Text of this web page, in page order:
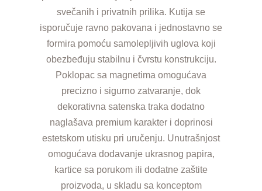
svečanih i privatnih prilika. Kutija se
isporučuje ravno pakovana i jednostavno se
formira pomoću samolepljivih uglova koji
obezbeđuju stabilnu i čvrstu konstrukciju.
Poklopac sa magnetima omogućava
precizno i sigurno zatvaranje, dok
dekorativna satenska traka dodatno
naglašava premium karakter i doprinosi
estetskom utisku pri uručenju. Unutrašnjost
omogućava dodavanje ukrasnog papira,
kartice sa porukom ili dodatne zaštite
proizvoda, u skladu sa konceptom